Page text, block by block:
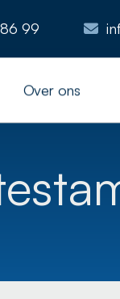
Over ons
99